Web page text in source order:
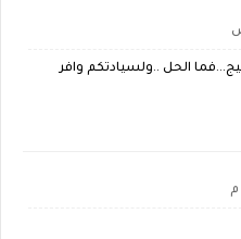
الحل ..ولسيادتكم وافر